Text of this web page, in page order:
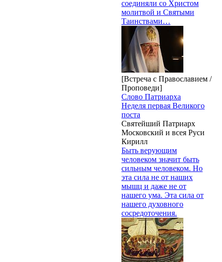
соединяли со Христом
молитвой и Святыми
Таинствами…
[Встреча с Православием /
Проповеди]
Слово Патриарха
Неделя первая Великого
поста
Святейший Патриарх
Московский и всея Руси
Кирилл
Быть верующим
человеком значит быть
сильным человеком. Но
эта сила не от наших
мышц и даже не от
нашего ума. Эта сила от
нашего духовного
сосредоточения.